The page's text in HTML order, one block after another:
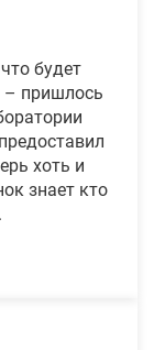
будет
– пришлось
хоть и
знает кто